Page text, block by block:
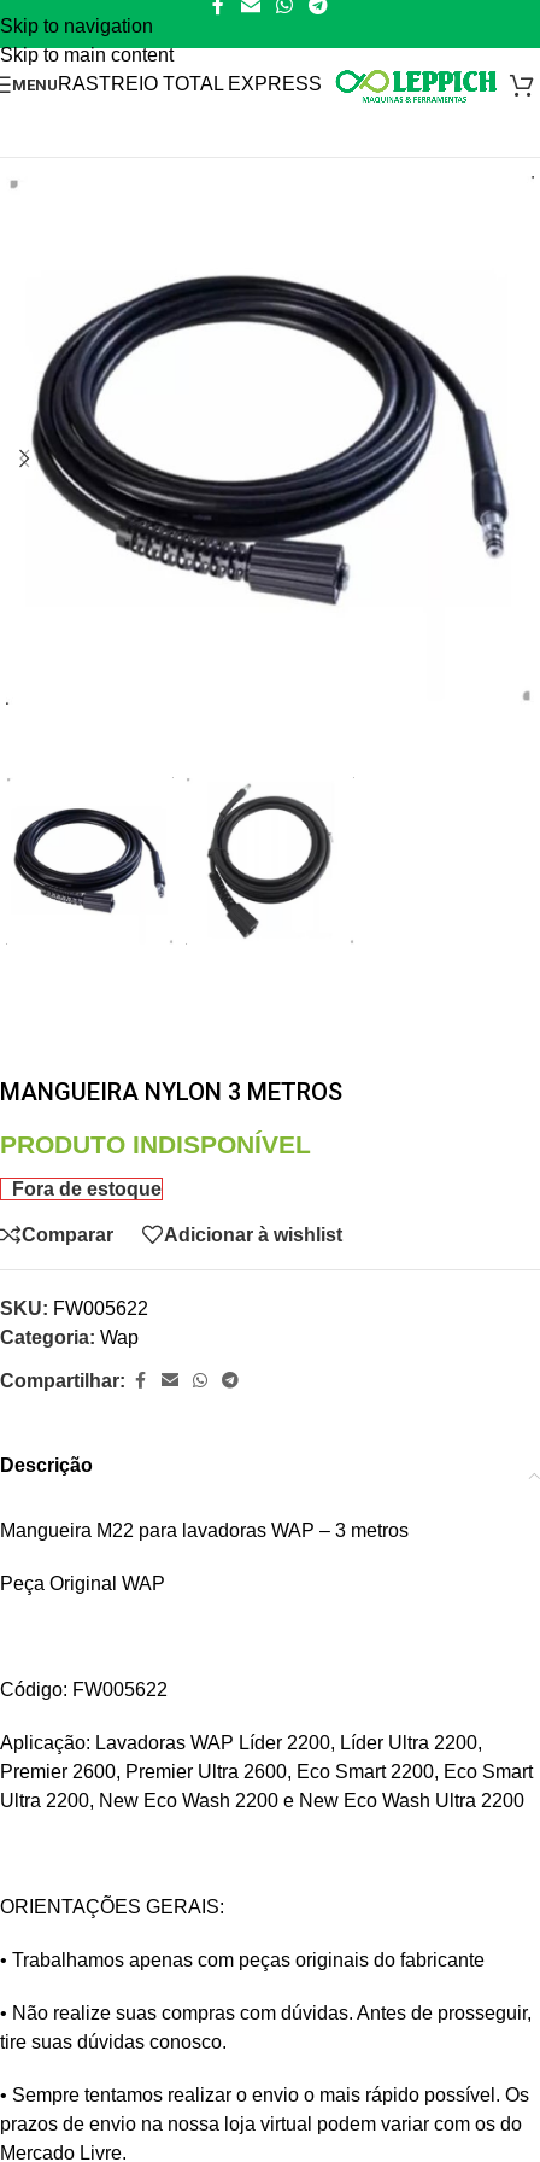
Skip to navigation
Skip to main content
MENU RASTREIO TOTAL EXPRESS
MANGUEIRA NYLON 3 METROS
PRODUTO INDISPONÍVEL
Fora de estoque
Comparar Adicionar à wishlist
SKU: FW005622
Categoria: Wap
Compartilhar:
Descrição
Mangueira M22 para lavadoras WAP – 3 metros
Peça Original WAP
Código: FW005622
Aplicação: Lavadoras WAP Líder 2200, Líder Ultra 2200,
Premier 2600, Premier Ultra 2600, Eco Smart 2200, Eco Smart
Ultra 2200, New Eco Wash 2200 e New Eco Wash Ultra 2200
ORIENTAÇÕES GERAIS:
• Trabalhamos apenas com peças originais do fabricante
• Não realize suas compras com dúvidas. Antes de prosseguir,
tire suas dúvidas conosco.
• Sempre tentamos realizar o envio o mais rápido possível. Os
prazos de envio na nossa loja virtual podem variar com os do
Mercado Livre.